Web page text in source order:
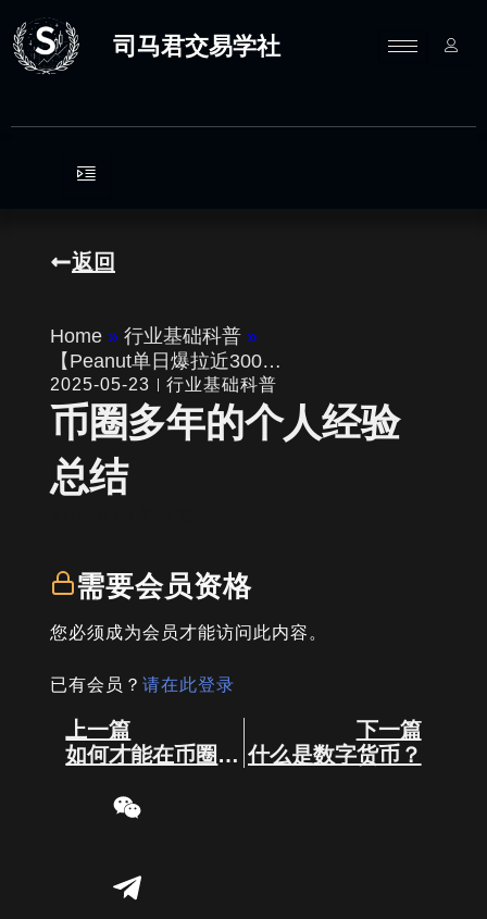
至
内
司马君交易学社
返回
Home » 行业基础科普 »
【Peanut单日爆拉近300…
2025-05-23 行业基础科普
币圈多年的个人经验
总结
需要会员资格
您必须成为会员才能访问此内容。
已有会员？ 请在此登录
Prev
上一篇
如何才能在币圈赚钱？
下一篇
什么是数字货币？